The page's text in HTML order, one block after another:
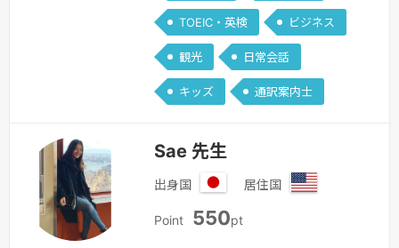
回学びがあるように、新しく理解出来る
ことがあるように心がけたいと思ってい
ます。そして何より生徒様に達成感…
続きを見る »
TOEIC・英検 ビジネス
観光 日常会話
キッズ 通訳案内士
Sae 先生
出身国
本
居住国
Point 550pt